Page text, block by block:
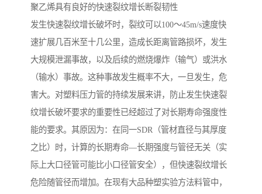
聚乙烯具有良好的快速裂纹增长断裂韧性
发生快速裂纹增长破坏时，裂纹可以100～45m/s速度快
速扩展几百米至十几公里，造成长距离管路损坏，发生
大规模泄漏事故，以及后续的燃烧爆炸（输气）或洪水
（输水）事故。这种事故发生概率不大，一旦发生，危
害大。对塑料压力管的持续发展来讲，防止发生快速裂
纹增长破坏要求的重要性已经超过了对长期寿命强度性
能的要求。其原因为：在同一SDR（管材直径与其厚度
之比）时，计算的长期寿命—长期强度与管径无关（实
际上大口径管可能比小口径管安全），但快速裂纹增长
危险随管径而增加。在现有大品种塑实验方法料管中，